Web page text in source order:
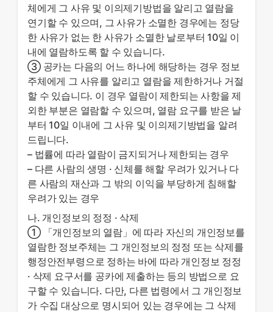
체에게 그 사유 및 이의제기방법을 알리고 열람을
연기할 수 있으며, 그 사유가 소멸한 경우에는 정당
한 사유가 없는 한 사유가 소멸한 날로부터 10일 이
내에 열람하도록 할 수 있습니다.
③ 공카는 다음의 어느 하나에 해당하는 경우 정보
주체에게 그 사유를 알리고 열람을 제한하거나 거절
할 수 있습니다. 이 경우 열람이 제한되는 사항을 제
외한 부분은 열람할 수 있으며, 열람 요구를 받은 날
부터 10일 이내에 그 사유 및 이의제기방법을 알려
드립니다.
– 법률에 따라 열람이 금지되거나 제한되는 경우
– 다른 사람의 생명 · 신체를 해할 우려가 있거나 다
른 사람의 재산과 그 밖의 이익을 부당하게 침해할
우려가 있는 경우
나. 개인정보의 정정 · 삭제
① 「개인정보의 열람」에 따라 자신의 개인정보를
열람한 정보주체는 그 개인정보의 정정 또는 삭제를
행정안전부령으로 정하는 바에 따라 개인정보 정정
· 삭제 요구서를 공카에 제출하는 등의 방법으로 요
구할 수 있습니다. 다만, 다른 법령에서 그 개인정보
가 수집 대상으로 명시되어 있는 경우에는 그 삭제